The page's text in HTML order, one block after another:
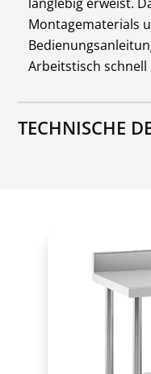
Montagematerials
Arbeitstisch
TECHNISCHE
Verstellbare Füße
Abstand